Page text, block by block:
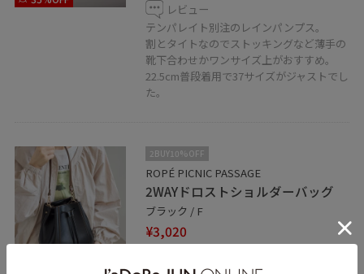
レビュー
テンパレイト別注のレインパンプス。
割とタイトなのでストッキングなど薄手の
靴下合わせかワンサイズ上がおすすめ。
22.5cm普段着用で37サイズがジャストでし
た。
2BUY10%OFF
ROPÉ PICNIC PASSAGE
2WAYドロストショルダーバッグ
ブラック / F
¥3,020
レビュー